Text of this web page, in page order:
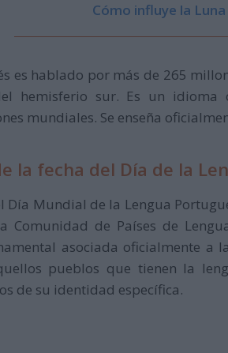
Cómo influye la
es hablado por más de 265
hemisferio sur. Es un idioma
mundiales. Se enseña
la fecha del Día de la
Día Mundial de la Lengua
Comunidad de Países de
asociada oficialmente a
pueblos que tienen la
de su identidad específica.